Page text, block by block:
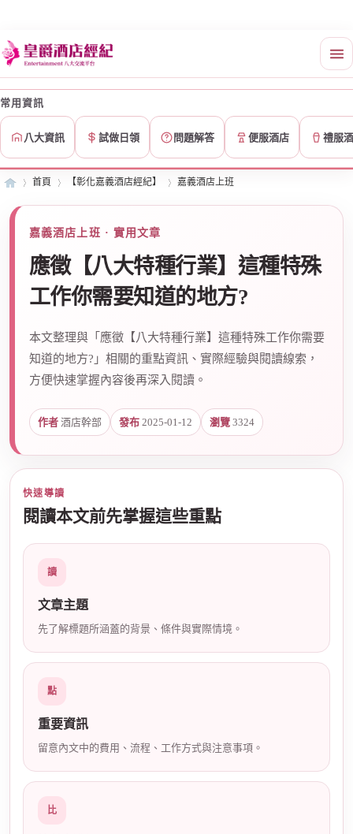
常用資訊
八大資訊 試做日領 問題解答 便服酒店 禮服
首頁 【彰化嘉義酒店經紀】 嘉義酒店上班
嘉義酒店上班 · 實用文章
應徵【八大特種行業】這種特殊
工作你需要知道的地方?
本文整理與「應徵【八大特種行業】這種特殊工作你需要
知道的地方?」相關的重點資訊、實際經驗與閱讀線索，
方便快速掌握內容後再深入閱讀。
作者 酒店幹部 發布 2025-01-12 瀏覽 3324
快速導讀
閱讀本文前先掌握這些重點
讀
文章主題
先了解標題所涵蓋的背景、條件與實際情境。
點
重要資訊
留意內文中的費用、流程、工作方式與注意事項。
比